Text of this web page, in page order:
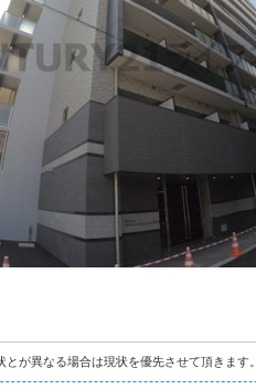
が異なる場合は現状を優先させて頂きます。